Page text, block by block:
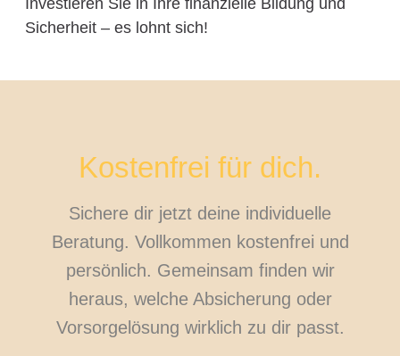
Investieren Sie in Ihre finanzielle Bildung und
Sicherheit – es lohnt sich!
Kostenfrei für dich.
Sichere dir jetzt deine individuelle
Beratung. Vollkommen kostenfrei und
persönlich. Gemeinsam finden wir
heraus, welche Absicherung oder
Vorsorgelösung wirklich zu dir passt.